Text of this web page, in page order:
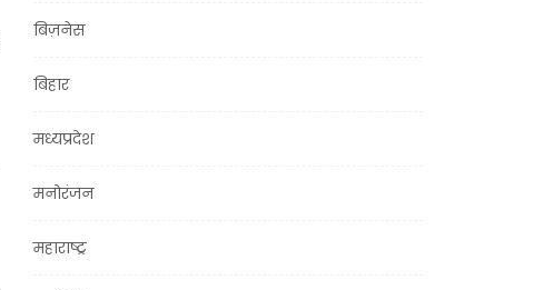
बिज़नेस
बिहार
मध्यप्रदेश
मनोरंजन
महाराष्ट्र